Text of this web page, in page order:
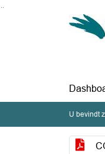
Ga naar de inhoud van
Ga naar het zoeken
U bevindt